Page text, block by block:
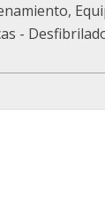
,
-